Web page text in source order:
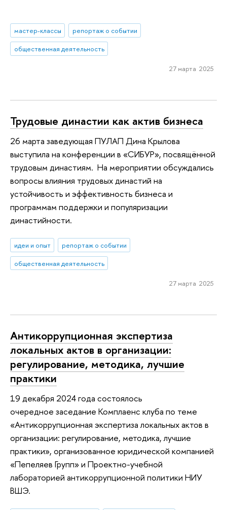
мастер-классы
репортаж о событии
общественная деятельность
27 марта 2025
Трудовые династии как актив бизнеса
26 марта заведующая ПУЛАП Дина Крылова
выступила на конференции в «СИБУР», посвящённой
трудовым династиям. На мероприятии обсуждались
вопросы влияния трудовых династий на
устойчивость и эффективность бизнеса и
программам поддержки и популяризации
династийности.
идеи и опыт
репортаж о событии
общественная деятельность
27 марта 2025
Антикоррупционная экспертиза
локальных актов в организации:
регулирование, методика, лучшие
практики
19 декабря 2024 года состоялось
очередное заседание Комплаенс клуба по теме
«Антикоррупционная экспертиза локальных актов в
организации: регулирование, методика, лучшие
практики», организованное юридической компанией
«Пепеляев Групп» и Проектно-учебной
лабораторией антикоррупционной политики НИУ
ВШЭ.